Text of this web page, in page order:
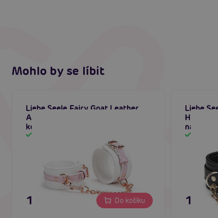
Mohlo by se líbit
Liebe Seele Fairy Goat Leather
Ankle Cuffs (White & Pink),
kožená pouta
1 395 Kč Do košíku
Liebe
na ruce
1